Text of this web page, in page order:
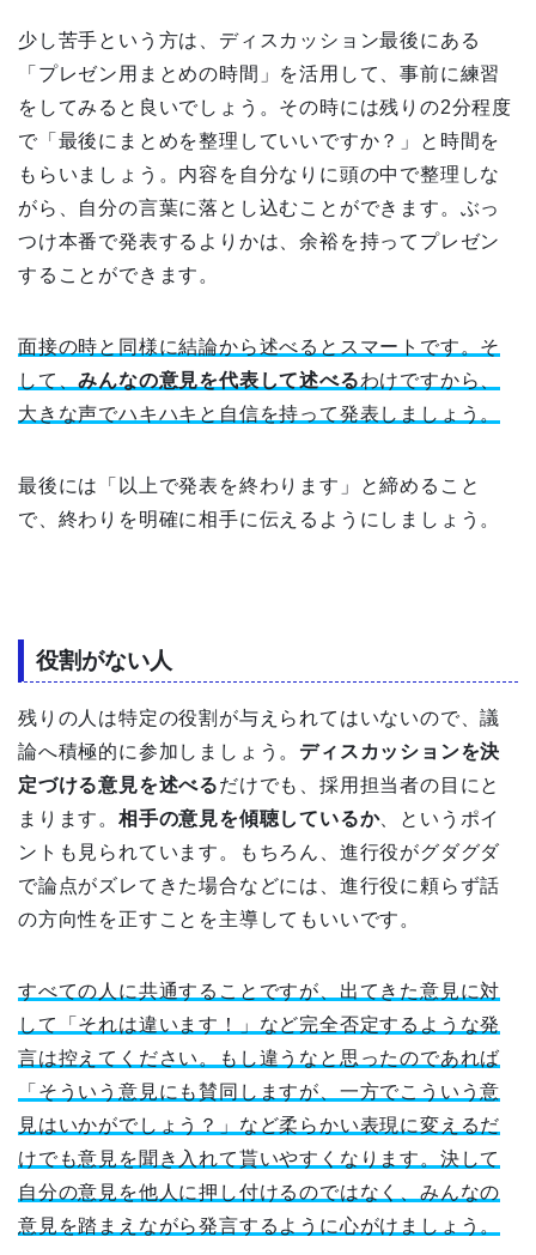
少し苦手という方は、ディスカッション最後にある
「プレゼン用まとめの時間」を活用して、事前に練習
をしてみると良いでしょう。その時には残りの2分程度
で「最後にまとめを整理していいですか？」と時間を
もらいましょう。内容を自分なりに頭の中で整理しな
がら、自分の言葉に落とし込むことができます。ぶっ
つけ本番で発表するよりかは、余裕を持ってプレゼン
することができます。
面接の時と同様に結論から述べるとスマートです。そ
して、みんなの意見を代表して述べるわけですから、
大きな声でハキハキと自信を持って発表しましょう。
最後には「以上で発表を終わります」と締めること
で、終わりを明確に相手に伝えるようにしましょう。
役割がない人
残りの人は特定の役割が与えられてはいないので、議
論へ積極的に参加しましょう。 ディスカッションを決
定づける意見を述べるだけでも、採用担当者の目にと
まります。 相手の意見を傾聴しているか、というポイ
ントも見られています。もちろん、進行役がグダグダ
で論点がズレてきた場合などには、進行役に頼らず話
の方向性を正すことを主導してもいいです。
すべての人に共通することですが、出てきた意見に対
して「それは違います！」など完全否定するような発
言は控えてください。もし違うなと思ったのであれば
「そういう意見にも賛同しますが、一方でこういう意
見はいかがでしょう？」など柔らかい表現に変えるだ
けでも意見を聞き入れて貰いやすくなります。決して
自分の意見を他人に押し付けるのではなく、みんなの
意見を踏まえながら発言するように心がけましょう。